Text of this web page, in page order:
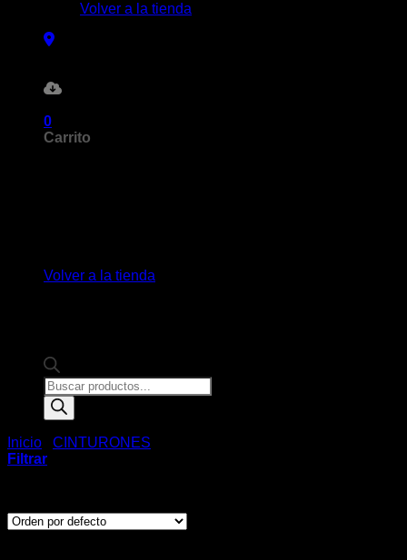
Volver a la tienda
0
Carrito
Volver a la tienda
Products
search
Inicio CINTURONES
Filtrar